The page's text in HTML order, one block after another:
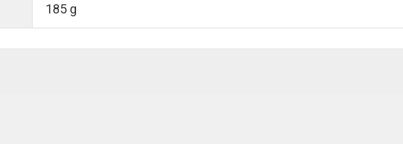
185 g